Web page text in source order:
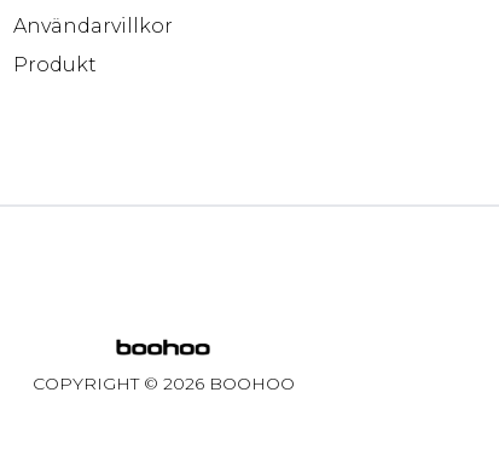
Användarvillkor
Produkt
COPYRIGHT © 2026 BOOHOO